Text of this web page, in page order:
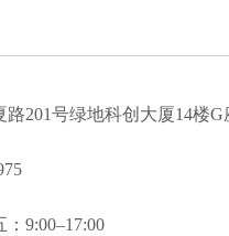
路201号绿地科创大厦14楼G
9:00–17:00